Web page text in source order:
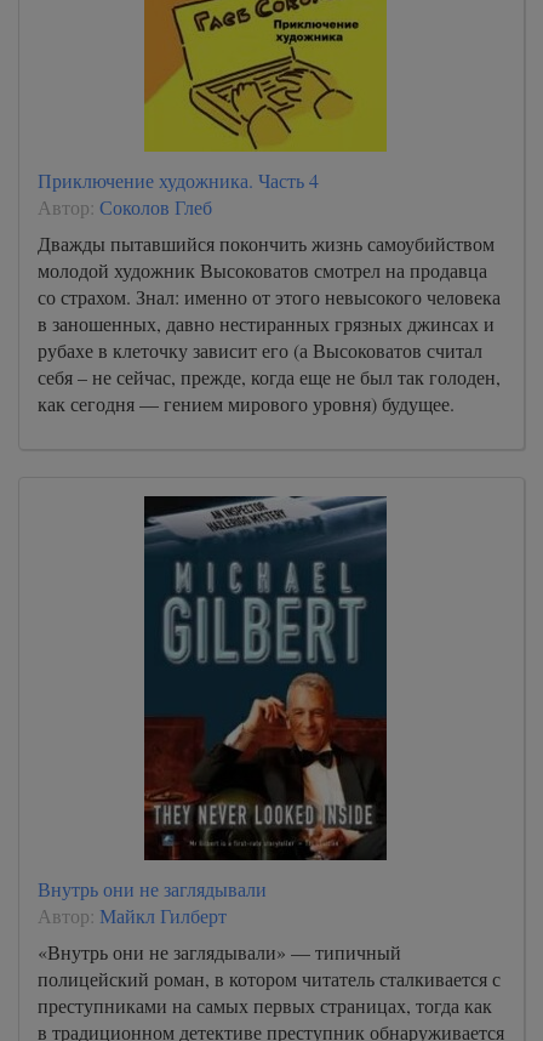
Приключение художника. Часть 4
Автор: Соколов Глеб
Дважды пытавшийся покончить жизнь самоубийством
молодой художник Высоковатов смотрел на продавца
со страхом. Знал: именно от этого невысокого человека
в заношенных, давно нестиранных грязных джинсах и
рубахе в клеточку зависит его (а Высоковатов считал
себя – не сейчас, прежде, когда еще не был так голоден,
как сегодня — гением мирового уровня) будущее.
Внутрь они не заглядывали
Автор: Майкл Гилберт
«Внутрь они не заглядывали» — типичный
полицейский роман, в котором читатель сталкивается с
преступниками на самых первых страницах, тогда как
в традиционном детективе преступник обнаруживается